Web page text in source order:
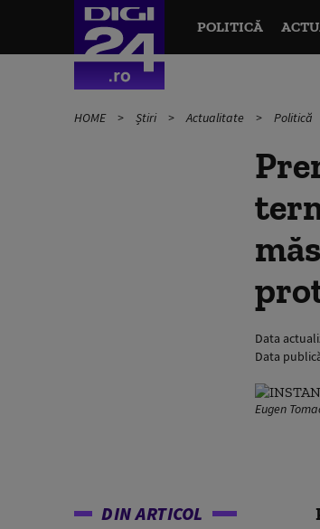
POLITICĂ
HOME Știri Actualitate Politică
Data
Data
Eugen
DIN ARTICOL